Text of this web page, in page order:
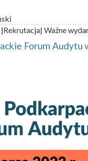
Rekrutacja| Ważne
Forum Audytu